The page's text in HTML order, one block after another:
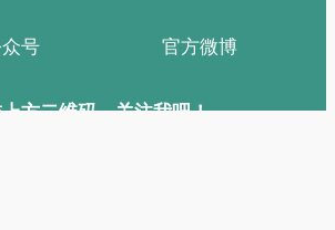
号 官方微博
方二维码，关注我吧！